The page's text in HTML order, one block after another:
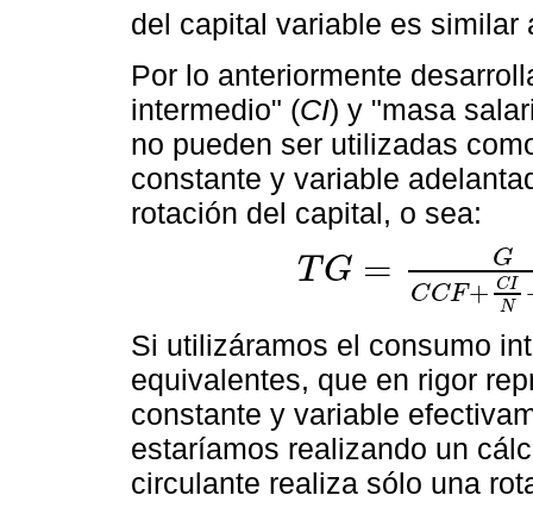
del capital variable es similar
Por lo anteriormente
intermedio" (CI) y "masa
no pueden ser utilizadas
constante y variable
rotación del capital, o sea:
T G =
G
CCF+ CI
N
TG =GC CF+C N+MSN=GCCF+
Si utilizáramos el consumo
equivalentes, que en rigor
constante y variable
estaríamos realizando un
circulante realiza sólo una